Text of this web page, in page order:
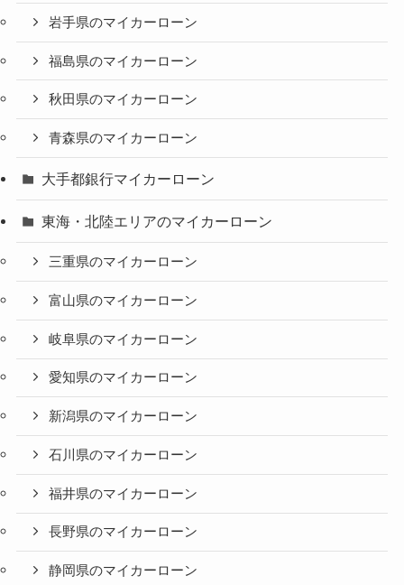
岩手県のマイカーローン
福島県のマイカーローン
秋田県のマイカーローン
青森県のマイカーローン
大手都銀行マイカーローン
東海・北陸エリアのマイカーローン
三重県のマイカーローン
富山県のマイカーローン
岐阜県のマイカーローン
愛知県のマイカーローン
新潟県のマイカーローン
石川県のマイカーローン
福井県のマイカーローン
長野県のマイカーローン
静岡県のマイカーローン